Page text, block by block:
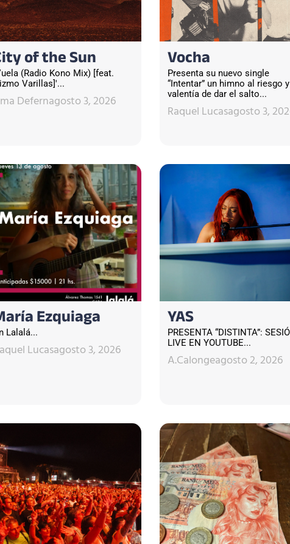
of the Sun
(Radio Kono Mix) [feat.
Varillas]'...
Defernagosto 3, 2026
Vocha
Presenta su nuevo single
“Intentar” un himno al riesgo
valentía de dar el salto...
Raquel Lucasagosto 3,
Ezquiaga
Lalalá...
Lucasagosto 3, 2026
YAS
PRESENTA “DISTINTA”:
LIVE EN YOUTUBE...
A.Calongeagosto 2, 2026